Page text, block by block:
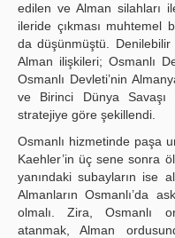
edilen ve Alman silahları
ileride çıkması muhtemel
da düşünmüştü.
Alman ilişkileri; Osmanlı
Osmanlı Devleti’nin
ve Birinci Dünya Savaşı
stratejiye göre şekillendi.
Osmanlı hizmetinde paşa
Kaehler’in üç sene sonra
yanındaki subayların ise
Almanların Osmanlı’da
olmalı. Zira, Osmanlı
atanmak, Alman